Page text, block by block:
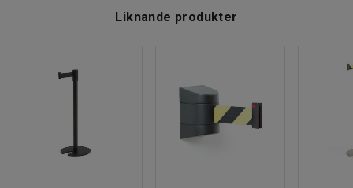
Liknande produkter